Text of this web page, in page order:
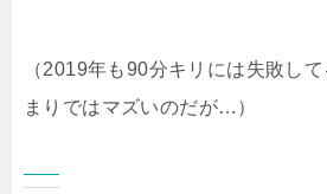
（2019年も90分キリには失敗し
まりではマズいのだが…）